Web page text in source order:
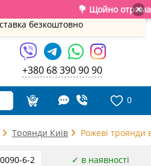
💐 Щойно отримали ×
безкоштовно
+380 68 390 90 90
0
Троянди Київ Рожеві троянди
6-2 ✓ в наявності